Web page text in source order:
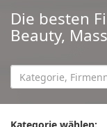
Die besten
Beauty,